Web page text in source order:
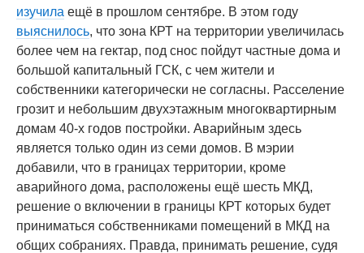
изучила ещё в прошлом сентябре. В этом году
выяснилось, что зона КРТ на территории увеличилась
более чем на гектар, под снос пойдут частные дома и
большой капитальный ГСК, с чем жители и
собственники категорически не согласны. Расселение
грозит и небольшим двухэтажным многоквартирным
домам 40-х годов постройки. Аварийным здесь
является только один из семи домов. В мэрии
добавили, что в границах территории, кроме
аварийного дома, расположены ещё шесть МКД,
решение о включении в границы КРТ которых будет
приниматься собственниками помещений в МКД на
общих собраниях. Правда, принимать решение, судя